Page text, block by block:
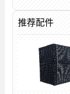
推荐配件